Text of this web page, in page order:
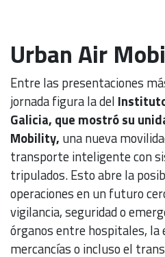
Urban Air
Entre las presentaciones
jornada figura la del
Galicia, que mostró su
Mobility, una nueva
transporte inteligente con
tripulados. Esto abre la
operaciones en un futuro
vigilancia, seguridad o
órganos entre hospitales, la
mercancías o incluso el